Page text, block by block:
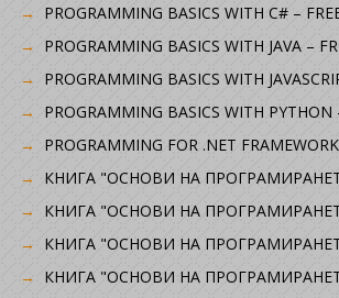
PROGRAMMING BASICS WITH C# –
PROGRAMMING BASICS WITH JAVA –
PROGRAMMING BASICS WITH
PROGRAMMING BASICS WITH PYTHON
PROGRAMMING FOR .NET
КНИГА "ОСНОВИ НА
КНИГА "ОСНОВИ НА ПРОГРАМИРАНЕТО
КНИГА "ОСНОВИ НА
КНИГА "ОСНОВИ НА